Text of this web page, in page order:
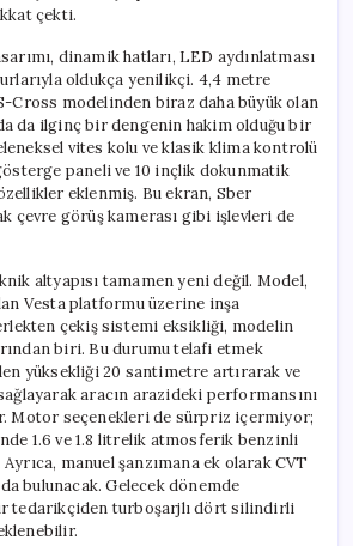
çekti.
dinamik hatları, LED aydınlatması
oldukça yenilikçi. 4,4 metre
Cross modelinden biraz daha büyük olan
da ilginç bir dengenin hakim olduğu bir
vites kolu ve klasik klima kontrolü
paneli ve 10 inçlik dokunmatik
eklenmiş. Bu ekran, Sber
çevre görüş kamerası gibi işlevleri de
altyapısı tamamen yeni değil. Model,
Vesta platformu üzerine inşa
çekiş sistemi eksikliği, modelin
biri. Bu durumu telafi etmek
yüksekliği 20 santimetre artırarak ve
aracın arazideki performansını
Motor seçenekleri de sürpriz içermiyor;
1.6 ve 1.8 litrelik atmosferik benzinli
manuel şanzımana ek olarak CVT
bulunacak. Gelecek dönemde
tedarikçiden turboşarjlı dört silindirli